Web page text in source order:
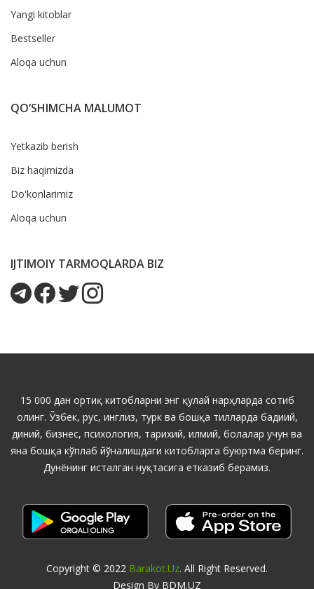
Yangi kitoblar
Bestseller
Aloqa uchun
QO‘SHIMCHA MALUMOT
Yetkazib berish
Biz haqimizda
Do'konlarimiz
Aloqa uchun
IJTIMOIY TARMOQLARDA BIZ
15 000 дан ортиқ китобларни энг қулай нарҳларда сотиб
олинг. Ўзбек, рус, инглиз, турк ва бошқа тилларда бадиий,
диний, бизнес, психология, тарихий, илмий, болалар учун ва
яна бошқа кўплаб йўналишдаги китобларга буюртма беринг.
Дунёнинг исталган нуқтасига етказиб берамиз.
Copyright © 2022 Barakot.uz. All Right Reserved.
Design By BDM.UZ